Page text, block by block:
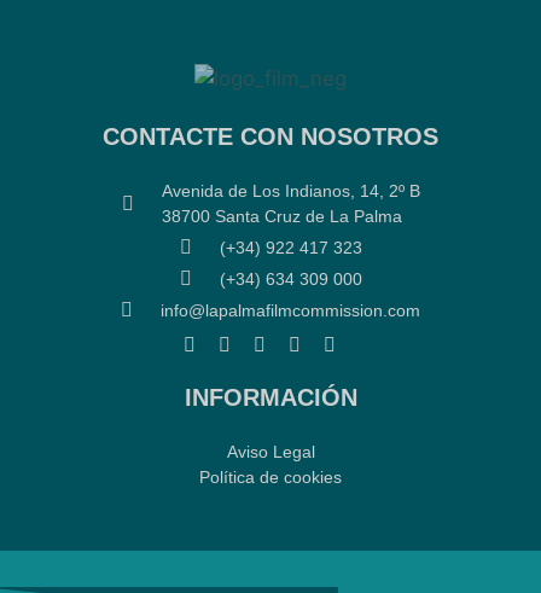
CONTACTE CON NOSOTROS
Avenida de Los Indianos, 14, 2º B
38700 Santa Cruz de La Palma
(+34) 922 417 323
(+34) 634 309 000
info@lapalmafilmcommission.com
INFORMACIÓN
Aviso Legal
Política de cookies